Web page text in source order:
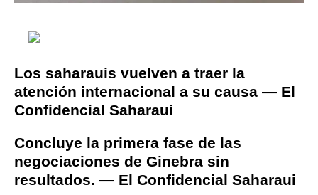
Los saharauis vuelven a traer la
atención internacional a su causa — El
Confidencial Saharaui
Concluye la primera fase de las
negociaciones de Ginebra sin
resultados. — El Confidencial Saharaui